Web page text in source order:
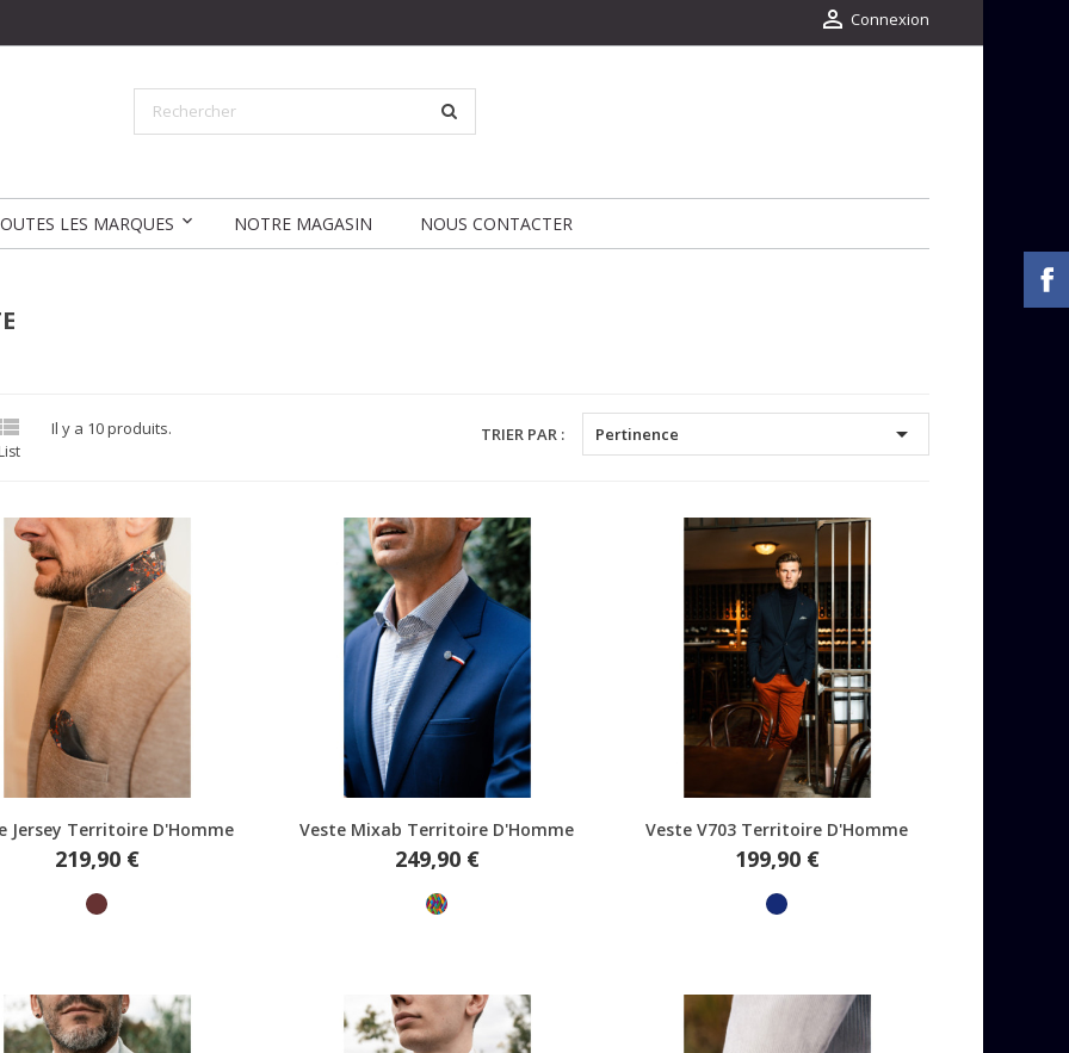
 Connexion
LES MARQUES NOTRE MAGASIN NOUS CONTACTER
List
Il y a 10 produits. TRIER PAR : Pertinence 
Aperçu rapide
Jersey Territoire D'Homme
Prix
219,90 €
Marron
Aperçu rapide
Veste Mixab Territoire D'Homme
Prix
249,90 €
Multicolore
Aperçu rapide
Veste V703 Territoire D'Homme
Prix
199,90 €
Marine